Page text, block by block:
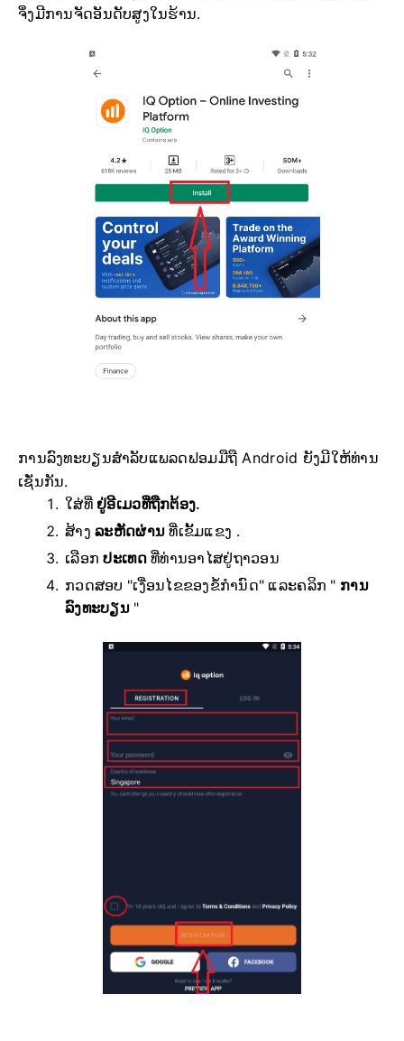
ຈຶ່ງມີການຈັດອັນດັບສູງໃນຮ້ານ.
ການລົງທະບຽນສຳລັບແພລດຟອມມືຖື Android ຍັງມີໃຫ້ທ່ານ
ເຊັ່ນກັນ.
ໃສ່ທີ່ ຢູ່ອີເມວທີ່ຖືກຕ້ອງ.
ສ້າງລະຫັດຜ່ານ ທີ່ເຂັ້ມແຂງ .
ເລືອກປະເທດທີ່ທ່ານອາໄສຢູ່ຖາວອນ
ກວດສອບ "ເງື່ອນໄຂຂອງຂໍ້ກຳນົດ" ແລະຄລິກ " ການ
ລົງທະບຽນ"